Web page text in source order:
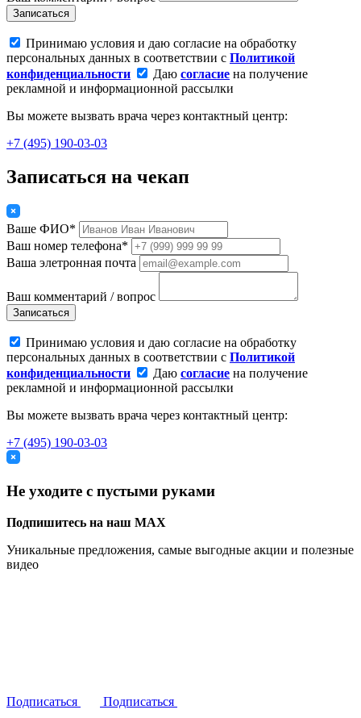
Записаться
Принимаю условия и даю согласие на обработку
персональных данных в соответствии с Политикой
конфиденциальности
Даю согласие на получение
рекламной и информационной рассылки
Вы можете вызвать врача через контактный центр:
+7 (495) 190-03-03
Записаться на чекап
Ваше ФИО*
Ваш номер телефона*
Ваша элетронная почта
Ваш комментарий / вопрос
Записаться
Принимаю условия и даю согласие на обработку
персональных данных в соответствии с Политикой
конфиденциальности
Даю согласие на получение
рекламной и информационной рассылки
Вы можете вызвать врача через контактный центр:
+7 (495) 190-03-03
Не уходите с пустыми руками
Подпишитесь на наш MAX
Уникальные предложения, самые выгодные акции и полезные
видео
Подписаться Подписаться